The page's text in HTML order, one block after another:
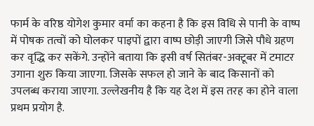
फार्म के वरिष्ठ योगेश कुमार वर्मा का कहना है कि इस विधि से पानी के वाष्प
में पोषक तत्वों को घोलकर पाइपों द्वारा वाष्प छोड़ी जाएगी जिसे पौधे ग्रहण
कर वृद्धि कर सकेंगे. उन्होंने बताया कि इसी वर्ष सितंबर-अक्टूबर में टमाटर
उगाना शुरु किया जाएगा. जिसके सफल हो जाने के बाद किसानों को
उपलब्ध कराया जाएगा. उल्लेखनीय है कि यह देश में इस तरह का होने वाला
प्रथम प्रयोग है.